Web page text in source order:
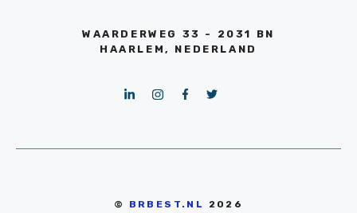
WAARDERWEG 33 - 2031 BN
HAARLEM, NEDERLAND
© BRBEST.NL 2026